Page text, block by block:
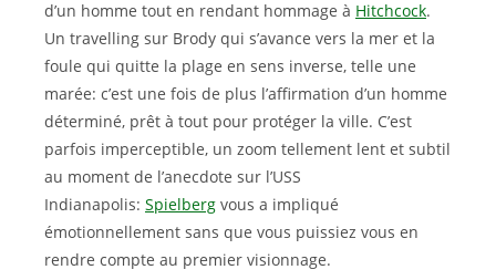
d’un homme tout en rendant hommage à Hitchcock.
Un travelling sur Brody qui s’avance vers la mer et la
foule qui quitte la plage en sens inverse, telle une
marée: c’est une fois de plus l’affirmation d’un homme
déterminé, prêt à tout pour protéger la ville. C’est
parfois imperceptible, un zoom tellement lent et subtil
au moment de l’anecdote sur l’USS
Indianapolis: Spielberg vous a impliqué
émotionnellement sans que vous puissiez vous en
rendre compte au premier visionnage.